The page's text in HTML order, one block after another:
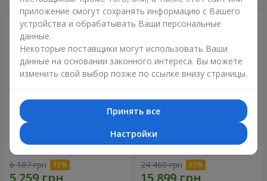
Букет из 11 красных роз
6 187 грн
Букет из 35 красных роз
24 460 грн
приложение смогут сохранять информацию с Вашего
устройства и обрабатывать Ваши персональные
данные.
Некоторые поставщики могут использовать Ваши
данные на основании законного интереса. Вы можете
изменить свой выбор позже по ссылке внизу страницы.
Принять все
Настройки